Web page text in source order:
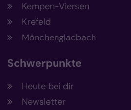
Kempen-Viersen
Krefeld
Mönchengladbach
Schwerpunkte
Heute bei dir
Newsletter